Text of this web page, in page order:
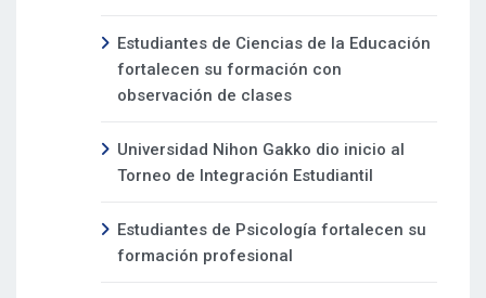
Estudiantes de Ciencias de la Educación
fortalecen su formación con
observación de clases
Universidad Nihon Gakko dio inicio al
Torneo de Integración Estudiantil
Estudiantes de Psicología fortalecen su
formación profesional